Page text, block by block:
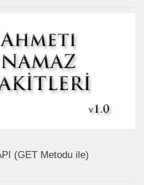
(GET Metodu ile)